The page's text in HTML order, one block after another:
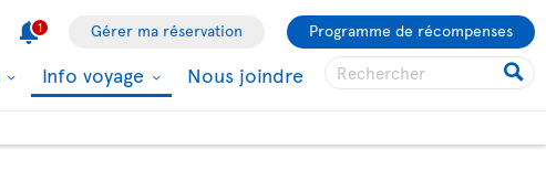
1 Gérer ma réservation Programme de récompenses
Info voyage Nous joindre